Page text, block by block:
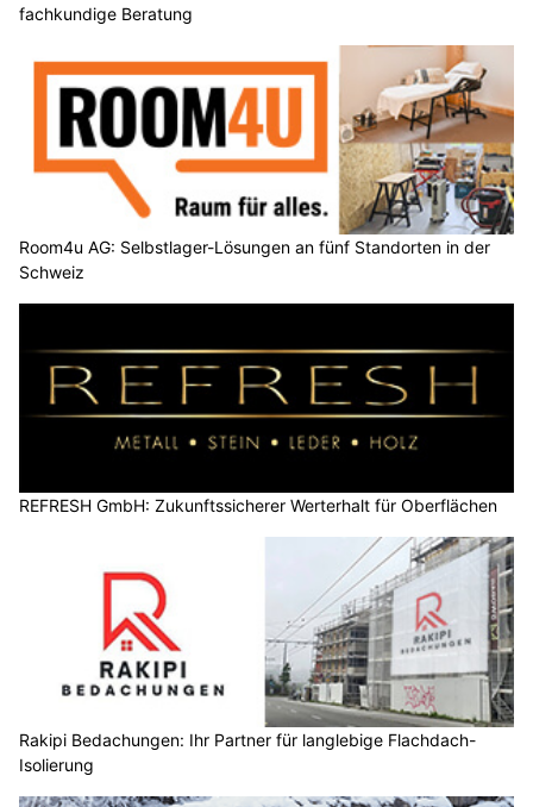
fachkundige Beratung
Room4u AG: Selbstlager-Lösungen an fünf Standorten in der
Schweiz
REFRESH GmbH: Zukunftssicherer Werterhalt für Oberflächen
Rakipi Bedachungen: Ihr Partner für langlebige Flachdach-
Isolierung